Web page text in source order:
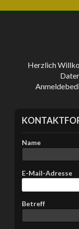
Herzlich
Name
E-Mail-Adresse
Bitte lasse dieses
Betreff